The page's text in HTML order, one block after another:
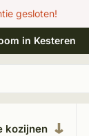
gesloten!
in Kesteren
kozijnen